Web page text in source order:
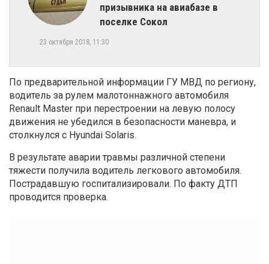
призывника на авиабазе в
поселке Сокол
23 октября 2018, 11:30
По предварительной информации ГУ МВД по региону,
водитель за рулем малотоннажного автомобиля
Renault Master при перестроении на левую полосу
движения не убедился в безопасности маневра, и
столкнулся с Hyundai Solaris.
В результате аварии травмы различной степени
тяжести получила водитель легкового автомобиля.
Пострадавшую госпитализировали. По факту ДТП
проводится проверка.